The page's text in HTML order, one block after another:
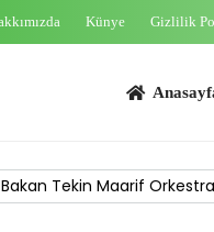
Künye Gizlilik
Anasayfa
Bakan Tekin Maarif